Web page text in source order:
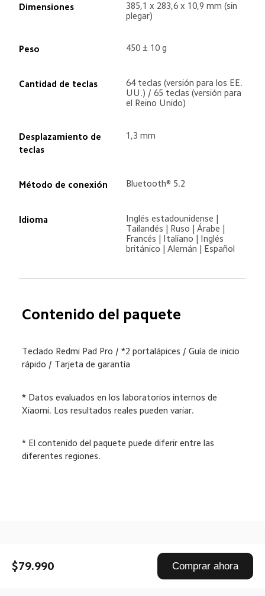
$79.990 Comprar ahora
Dimensiones
385,1 x 283,6 x 10,9 mm (sin
plegar)
Peso 450 ± 10 g
Cantidad de teclas
64 teclas (versión para los EE.
UU.) / 65 teclas (versión para
el Reino Unido)
Desplazamiento de
teclas
1,3 mm
Método de conexión Bluetooth® 5.2
Idioma
Inglés estadounidense |
Tailandés | Ruso | Árabe |
Francés | Italiano | Inglés
británico | Alemán | Español
Contenido del paquete
Teclado Redmi Pad Pro / *2 portalápices / Guía de inicio
rápido / Tarjeta de garantía
* Datos evaluados en los laboratorios internos de
Xiaomi. Los resultados reales pueden variar.
* El contenido del paquete puede diferir entre las
diferentes regiones.